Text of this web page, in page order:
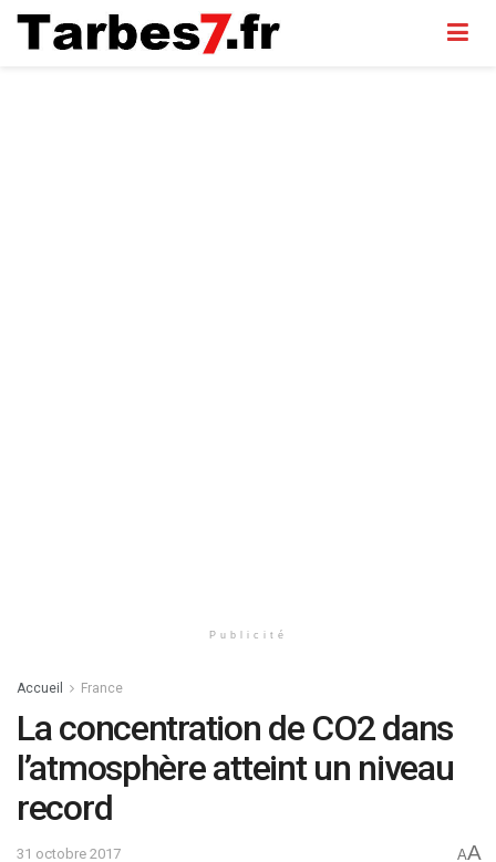
Publicité
Accueil France
La concentration de CO2 dans
l’atmosphère atteint un niveau
record
31 octobre 2017 AA